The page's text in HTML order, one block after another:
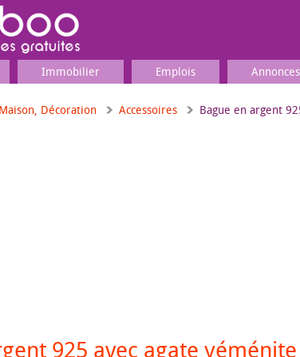
Immobilier Emplois Annonces
Maison, Décoration Accessoires Bague en argent
925 avec agate yéménite